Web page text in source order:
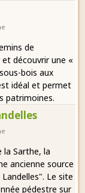
de
découvrir une «
bois aux
idéal et permet
patrimoines.
la Sarthe, la
ancienne source
Le site
pédestre sur